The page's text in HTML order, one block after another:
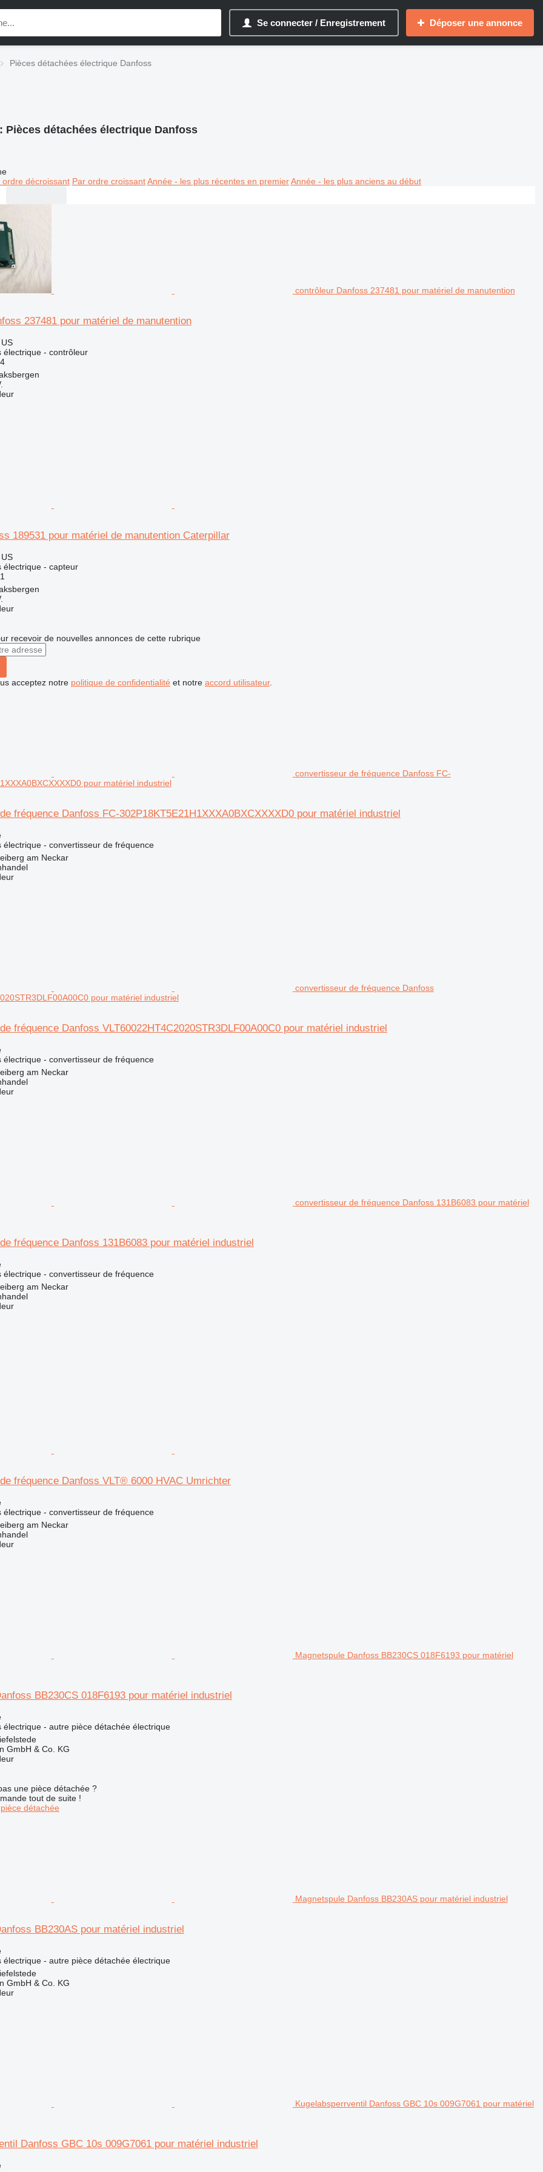
Se connecter / Enregistrement Déposer une annonce
Pièces détachées électrique Danfoss
Pièces détachées électrique Danfoss
ordre décroissant Par ordre croissant Année - les plus récentes en premier Année - les plus anciens au début
contrôleur Danfoss 237481 pour matériel de manutention
237481 pour matériel de manutention
électrique - contrôleur
189531 pour matériel de manutention Caterpillar
électrique - capteur
recevoir de nouvelles annonces de cette rubrique
acceptez notre politique de confidentialité et notre accord utilisateur.
convertisseur de fréquence Danfoss FC-
pour matériel industriel
fréquence Danfoss FC-302P18KT5E21H1XXXA0BXCXXXXD0 pour matériel industriel
électrique - convertisseur de fréquence
am Neckar
convertisseur de fréquence Danfoss
pour matériel industriel
fréquence Danfoss VLT60022HT4C2020STR3DLF00A00C0 pour matériel industriel
électrique - convertisseur de fréquence
am Neckar
convertisseur de fréquence Danfoss 131B6083 pour matériel
fréquence Danfoss 131B6083 pour matériel industriel
électrique - convertisseur de fréquence
am Neckar
fréquence Danfoss VLT® 6000 HVAC Umrichter
électrique - convertisseur de fréquence
am Neckar
Magnetspule Danfoss BB230CS 018F6193 pour matériel
BB230CS 018F6193 pour matériel industriel
électrique - autre pièce détachée électrique
GmbH & Co. KG
une pièce détachée ?
tout de suite !
détachée
Magnetspule Danfoss BB230AS pour matériel industriel
BB230AS pour matériel industriel
électrique - autre pièce détachée électrique
GmbH & Co. KG
Kugelabsperrventil Danfoss GBC 10s 009G7061 pour matériel
Danfoss GBC 10s 009G7061 pour matériel industriel